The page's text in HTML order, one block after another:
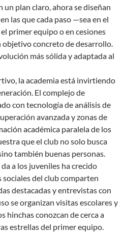
plan claro, ahora se diseñan
las que cada paso —sea en el
primer equipo o en cesiones
concreto de desarrollo.
más sólida y adaptada al
la academia está invirtiendo
El complejo de
con tecnología de análisis de
avanzada y zonas de
académica paralela de los
que el club no solo busca
también buenas personas.
a los juveniles ha crecido
del club comparten
destacadas y entrevistas con
se organizan visitas escolares y
hinchas conozcan de cerca a
estrellas del primer equipo.